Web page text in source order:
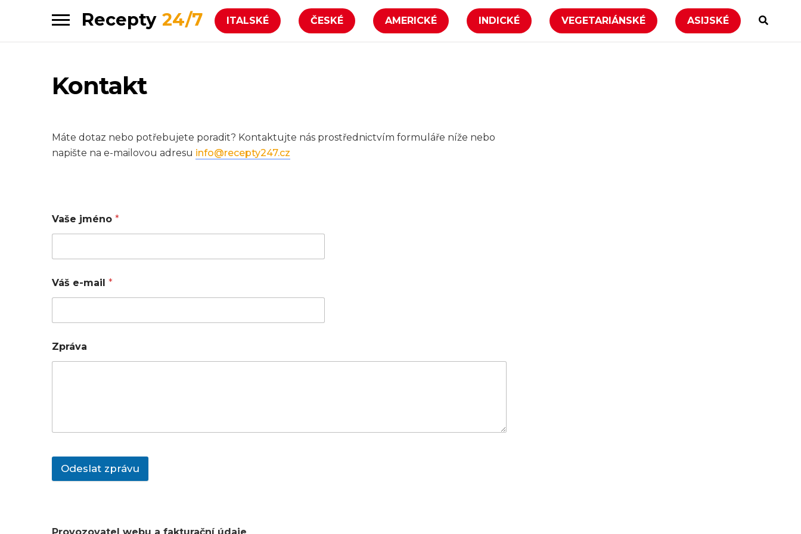
Skip
to
Skip
to
Recepty 24/7 ASIJSKÉ
VEGETARIÁNSKÉ
INDICKÉ
AMERICKÉ
ČESKÉ
ITALSKÉ
Kontakt
Máte dotaz nebo potřebujete poradit? Kontaktujte nás prostřednictvím formuláře níže nebo
napište na e-mailovou adresu info@recepty247.cz
Vaše jméno *
Váš e-mail *
Zpráva
Odeslat zprávu
Provozovatel webu a fakturační údaje